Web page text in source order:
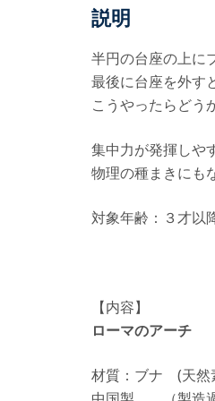
説明
半円の台座の上に
最後に台座を外す
こうやったらどう
集中力が発揮しや
物理の種まきにも
対象年齢：３才以
【内容】
ローマのアーチ
材質：ブナ (天然